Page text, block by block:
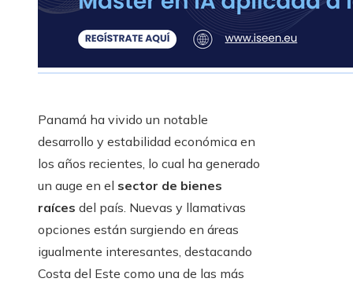
Panamá ha vivido un notable
desarrollo y estabilidad económica en
los años recientes, lo cual ha generado
un auge en el sector de bienes
raíces del país. Nuevas y llamativas
opciones están surgiendo en áreas
igualmente interesantes, destacando
Costa del Este como una de las más